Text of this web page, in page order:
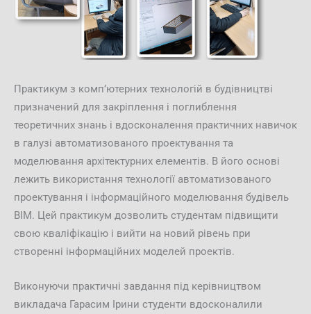
Практикум з компʼютерних технологій в будівництві
призначений для закріплення і поглиблення
теоретичних знань і вдосконалення практичних навичок
в галузі автоматизованого проектування та
моделювання архітектурних елементів. В його основі
лежить використання технології автоматизованого
проектування і інформаційного моделювання будівель
ВІМ. Цей практикум дозволить студентам підвищити
свою кваліфікацію і вийти на новий рівень при
створенні інформаційних моделей проектів.
Виконуючи практичні завдання під керівництвом
викладача Гарасим Ірини студенти вдосконалили